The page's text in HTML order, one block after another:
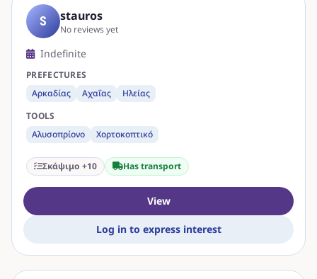
S stauros
No reviews yet
Indefinite
PREFECTURES
Αρκαδίας
Αχαΐας
Ηλείας
TOOLS
Αλυσοπρίονο
Χορτοκοπτικό
Σκάψιμο +10 Has transport
View
Log in to express interest